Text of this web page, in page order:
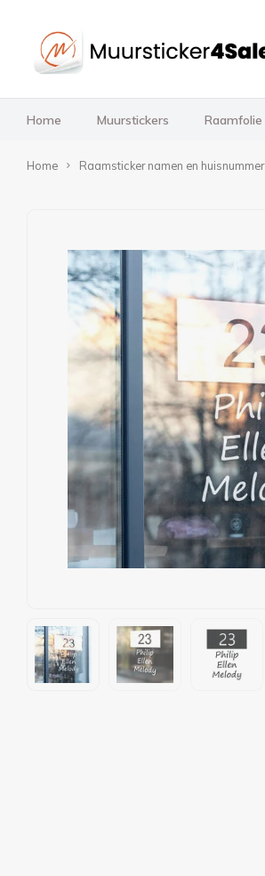
Home Muurstickers Raamfolie
Home Raamsticker namen en huisnummer